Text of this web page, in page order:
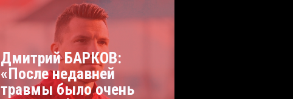
Дмитрий БАРКОВ:
«После недавней
травмы было очень